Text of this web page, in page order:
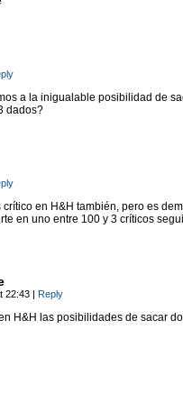
a la inigualable posibilidad de
dados?
en H&H también, pero es
en uno entre 100 y 3 críticos
22:43 | Reply
H&H las posibilidades de sacar